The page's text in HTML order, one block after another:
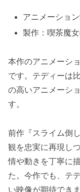
アニメーショ
製作：喫茶魔
本作のアニメーシ
です。テディーは
の高いアニメーシ
す。
前作『スライム倒
観を忠実に再現し
情や動きを丁寧に
た。今作でも、テ
い映像が期待できま